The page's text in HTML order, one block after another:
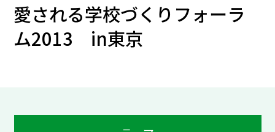
愛される学校づくりフォーラ
ム2013 in東京